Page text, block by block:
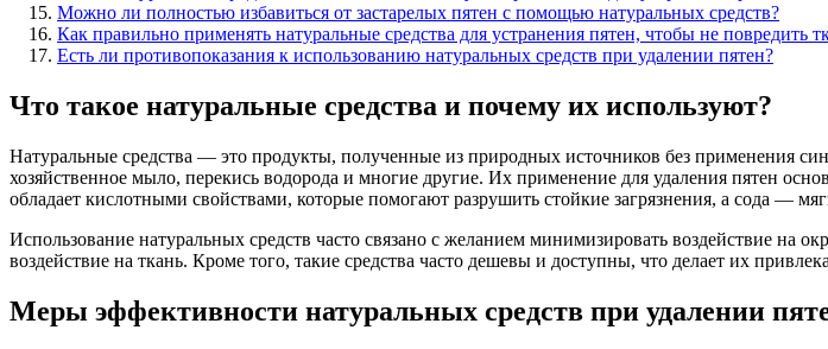
Можно ли полностью избавиться от застарелых пятен с помощью натуральных средств?
Как правильно применять натуральные средства для устранения пятен, чтобы не повредить
Есть ли противопоказания к использованию натуральных средств при удалении пятен?
Что такое натуральные средства и почему их используют?
Натуральные средства — это продукты, полученные из природных источников без применения
хозяйственное мыло, перекись водорода и многие другие. Их применение для удаления пятен
обладает кислотными свойствами, которые помогают разрушить стойкие загрязнения, а сода —
Использование натуральных средств часто связано с желанием минимизировать воздействие на
воздействие на ткань. Кроме того, такие средства часто дешевы и доступны, что делает их
Меры эффективности натуральных средств при удалении